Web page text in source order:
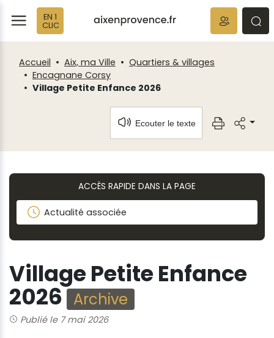
EN 1
CLIC
Accueil Aix, ma Ville
Quartiers & villages
Encagnane Corsy
Village Petite Enfance 2026
Ecouter le texte
ACCÈS RAPIDE DANS LA PAGE
Actualité associée
Village Petite Enfance
2026 Archive
Publié le 7 mai 2026
Fenêtre
de
chat
Panneau de gestion des cookies